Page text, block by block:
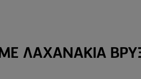
ΛΑΧΑΝΆΚΙΑ